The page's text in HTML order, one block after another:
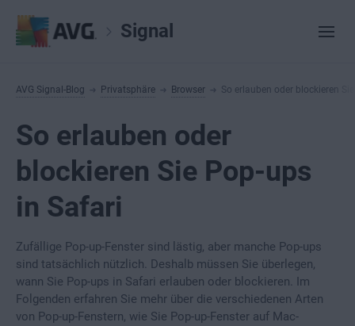
Signal
AVG Signal-Blog Privatsphäre Browser So erlauben oder blockieren
So erlauben oder
blockieren Sie Pop-ups
in Safari
Zufällige Pop-up-Fenster sind lästig, aber manche Pop-ups
sind tatsächlich nützlich. Deshalb müssen Sie überlegen,
wann Sie Pop-ups in Safari erlauben oder blockieren. Im
Folgenden erfahren Sie mehr über die verschiedenen Arten
von Pop-up-Fenstern, wie Sie Pop-up-Fenster auf Mac-